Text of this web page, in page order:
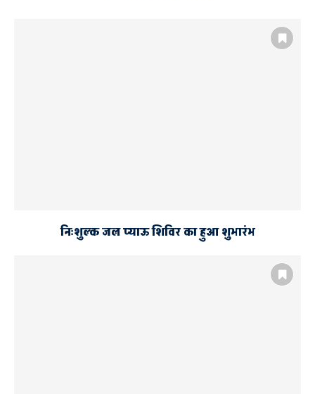
निःशुल्क जल प्याऊ शिविर का हुआ शुभारंभ